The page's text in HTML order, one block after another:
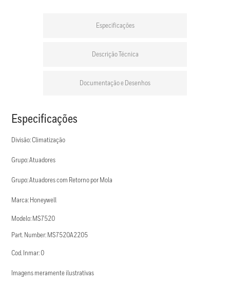
Especificações
Descrição Técnica
Documentação e Desenhos
Especificações
Divisão: Climatização
Grupo: Atuadores
Grupo: Atuadores com Retorno por Mola
Marca: Honeywell
Modelo: MS7520
Part. Number: MS7520A2205
Cod. Inmar: 0
Imagens meramente ilustrativas